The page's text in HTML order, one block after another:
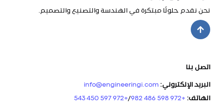
نحن نقدم حلولًا مبتكرة في الهندسة والتصنيع والتصميم.
اتصل بنا
البريد الإلكتروني:
info@engineeringi.com
الهاتف:
+972 598 486 982
/
+972 597 450 543